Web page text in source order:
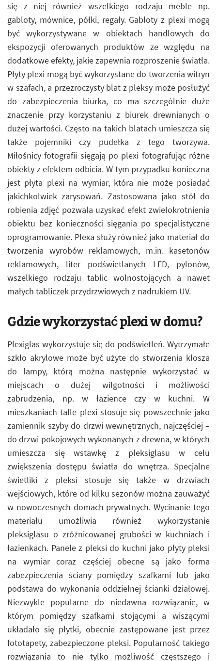
się z niej również wszelkiego rodzaju meble np.
gabloty, mównice, półki, regały. Gabloty z plexi mogą
być wykorzystywane w obiektach handlowych do
ekspozycji oferowanych produktów ze względu na
dodatkowe efekty, jakie zapewnia rozproszenie światła.
Płyty plexi mogą być wykorzystane do tworzenia witryn
w szafach, a przezroczysty blat z pleksy może posłużyć
do zabezpieczenia biurka, co ma szczególnie duże
znaczenie przy korzystaniu z biurek drewnianych o
dużej wartości. Często na takich blatach umieszcza się
także pojemniki czy pudełka z tego tworzywa.
Miłośnicy fotografii sięgają po plexi fotografując różne
obiekty z efektem odbicia. W tym przypadku konieczna
jest płyta plexi na wymiar, która nie może posiadać
jakichkolwiek zarysowań. Zastosowana jako stół do
robienia zdjęć pozwala uzyskać efekt zwielokrotnienia
obiektu bez konieczności sięgania po specjalistyczne
oprogramowanie. Plexa służy również jako materiał do
tworzenia wyrobów reklamowych, m.in. kasetonów
reklamowych, liter podświetlanych LED, pylonów,
wszelkiego rodzaju tablic wolnostojących a nawet
małych tabliczek przydrzwiowych z nadrukiem UV.
Gdzie wykorzystać plexi w domu?
Plexiglas wykorzystuje się do podświetleń. Wytrzymałe
szkło akrylowe może być użyte do stworzenia klosza
do lampy, którą można następnie wykorzystać w
miejscach o dużej wilgotności i możliwości
zabrudzenia, np. w łazience czy w kuchni. W
mieszkaniach tafle plexi stosuje się powszechnie jako
zamiennik szyby do drzwi wewnętrznych, najczęściej –
do drzwi pokojowych wykonanych z drewna, w których
umieszcza się wstawkę z pleksiglasu w celu
zwiększenia dostępu światła do wnętrza. Specjalne
świetliki z pleksi stosuje się także w drzwiach
wejściowych, które od kilku sezonów można zauważyć
w nowoczesnych domach prywatnych. Wycinanie tego
materiału umożliwia również wykorzystanie
pleksiglasu o zróżnicowanej grubości w kuchniach i
łazienkach. Panele z pleksi do kuchni jako płyty pleksi
na wymiar coraz częściej obecne są jako forma
zabezpieczenia ściany pomiędzy szafkami lub jako
podstawa do wykonania oddzielnej ścianki działowej.
Niezwykle popularne do niedawna rozwiązanie, w
którym pomiędzy szafkami stojącymi a wiszącymi
układało się płytki, obecnie zastępowane jest przez
fototapety, zabezpieczone pleksi. Popularność takiego
rozwiązania to nie tylko możliwość częstszego i